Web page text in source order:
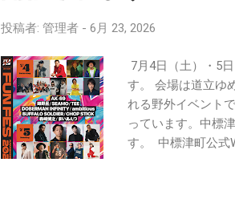
投稿者: 管理者 - 6月 23, 2026
7月4日（土）・5
す。 会場は道立ゆ
れる野外イベント
っています。中標
す。 中標津町公式
元企業にとっても